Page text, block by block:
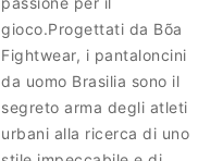
gioco.Progettati da Bõa
Fightwear, i pantaloncini
da uomo Brasilia sono il
segreto arma degli atleti
urbani alla ricerca di uno